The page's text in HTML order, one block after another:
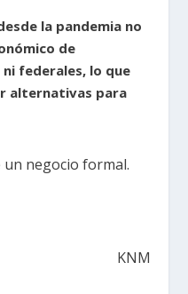
la pandemia no
de
federales, lo que
alternativas para
negocio formal.
KNM